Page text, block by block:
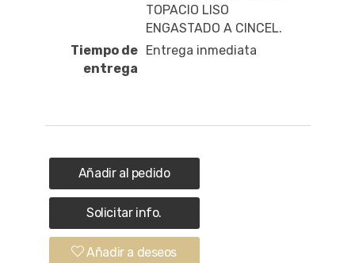
TOPACIO LISO
ENGASTADO A CINCEL.
Tiempo de
entrega
Entrega inmediata
Añadir al pedido
Solicitar info.
Añadir a deseos